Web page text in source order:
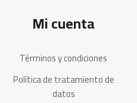
Mi cuenta
Términos y condiciones
Política de tratamiento de
datos